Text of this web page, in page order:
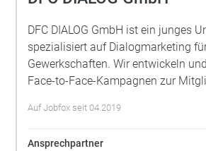
DFC DIALOG GmbH ist ein junges
spezialisiert auf Dialogmarketing
Gewerkschaften. Wir entwickeln
Face-to-Face-Kampagnen zur
Auf Jobfox seit 04.2019
Ansprechpartner